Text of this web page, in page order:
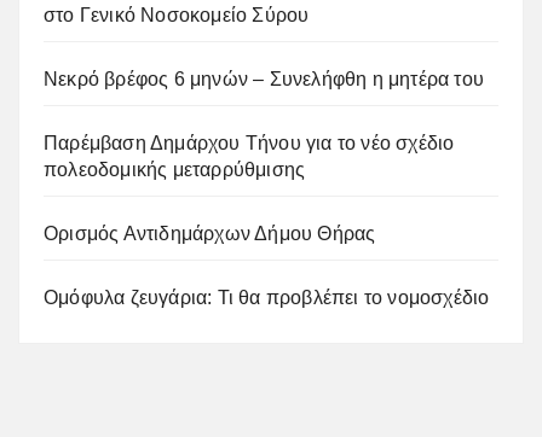
στο Γενικό Νοσοκομείο Σύρου
Νεκρό βρέφος 6 μηνών – Συνελήφθη η μητέρα του
Παρέμβαση Δημάρχου Τήνου για το νέο σχέδιο
πολεοδομικής μεταρρύθμισης
Ορισμός Αντιδημάρχων Δήμου Θήρας
Ομόφυλα ζευγάρια: Τι θα προβλέπει το νομοσχέδιο